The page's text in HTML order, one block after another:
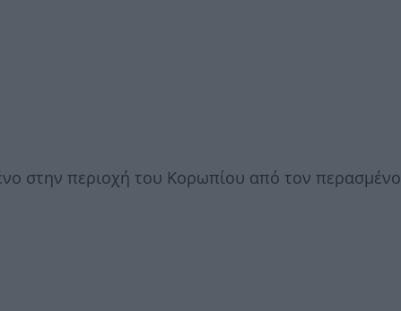
στην περιοχή του Κορωπίου από τον περασμένο